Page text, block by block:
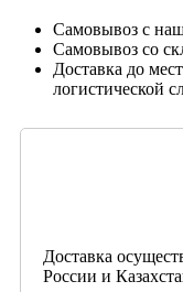
Самовывоз с
Самовывоз со
Доставка до
логистической
Доставка
России и